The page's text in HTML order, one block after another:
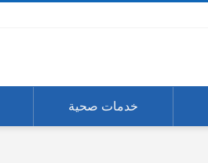
خدمات صحية